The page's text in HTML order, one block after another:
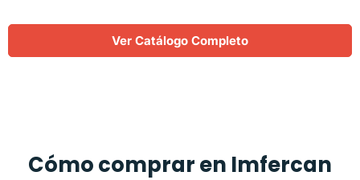
Ver Catálogo Completo
Cómo comprar en Imfercan